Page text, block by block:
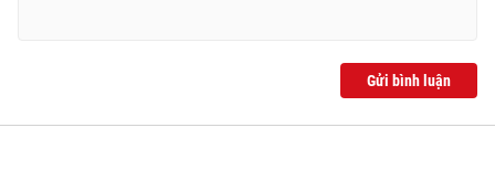
Gửi bình luận